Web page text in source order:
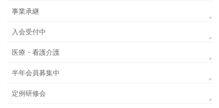
事業承継
入会受付中
医療・看護介護
半年会員募集中
定例研修会